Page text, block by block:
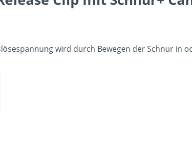
wird durch Bewegen der Schnur in